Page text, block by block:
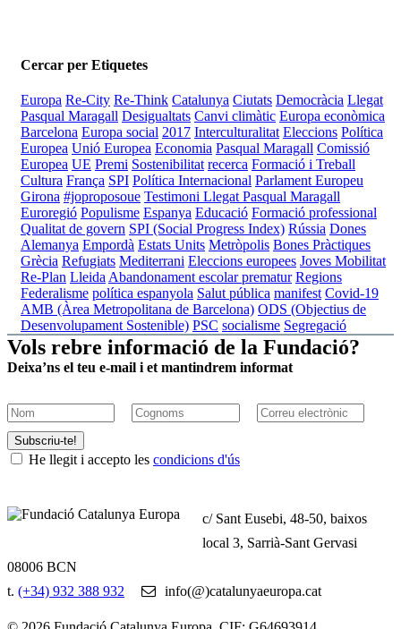
Cercar per Etiquetes
Europa Re-City Re-Think Catalunya Ciutats Democràcia Llegat
Pasqual Maragall Desigualtats Canvi climàtic Europa econòmica
Barcelona Europa social 2017 Interculturalitat Eleccions Política
Europea Unió Europea Economia Pasqual Maragall Comissió
Europea UE Premi Sostenibilitat recerca Formació i Treball
Cultura França SPI Política Internacional Parlament Europeu
Girona #joproposoue Testimoni Llegat Pasqual Maragall
Euroregió Populisme Espanya Educació Formació professional
Qualitat de govern SPI (Social Progress Index) Rússia Dones
Alemanya Empordà Estats Units Metròpolis Bones Pràctiques
Grècia Refugiats Mediterrani Eleccions europees Joves Mobilitat
Re-Plan Lleida Abandonament escolar prematur Regions
Federalisme política espanyola Salut pública manifest Covid-19
AMB (Àrea Metropolitana de Barcelona) ODS (Objectius de
Desenvolupament Sostenible) PSC socialisme Segregació
Vols rebre informació de la Fundació?
Deixa’ns el teu e-mail i et mantindrem informat
Subscriu-te!
He llegit i accepto les condicions d'ús
c/ Sant Eusebi, 48-50, baixos
local 3, Sarrià-Sant Gervasi
08006 BCN
t. (+34) 932 388 932 info(@)catalunyaeuropa.cat